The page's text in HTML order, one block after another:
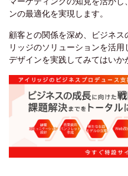
ンの最適化を実現します。
顧客との関係を深め、ビジネ
リッジのソリューションを活
デザインを実践してみてはいか